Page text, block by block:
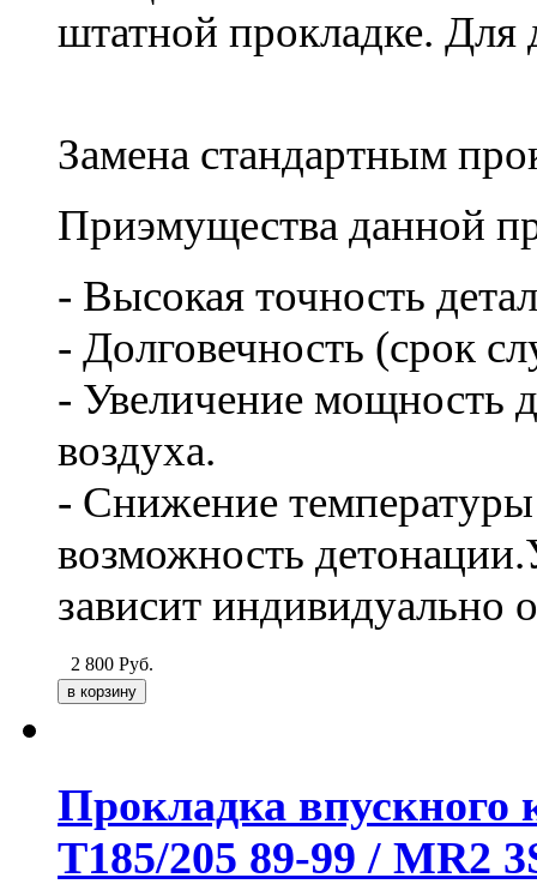
штатной прокладке. Для
Замена стандартным
Приэмущества данной
- Высокая точность
- Долговечность (срок
- Увеличение мощность
воздуха.
- Снижение
возможность
зависит индивидуально
2 800 Руб.
Прокладка впускного
Т185/205 89-99 / MR2